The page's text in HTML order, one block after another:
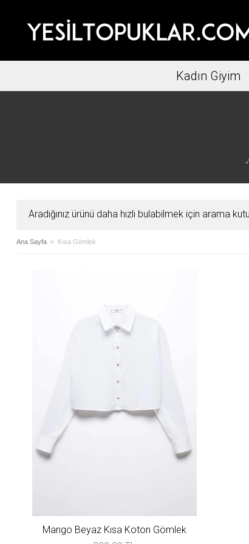
Kadın Giyim
Aradığınız ürünü daha hızlı bulabilmek için arama
Ana Sayfa» Kısa Gömlek
Mango Beyaz Kısa Koton Gömlek